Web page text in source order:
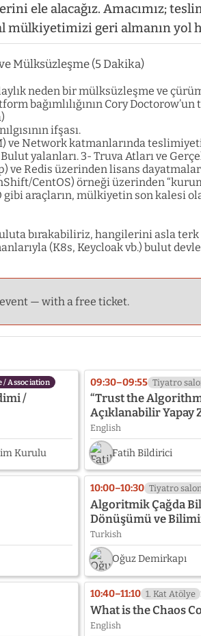
ele alacağız. Amacımız;
mülkiyetimizi geri almanın yol
Mülksüzleşme (5 Dakika)
neden bir mülksüzleşme ve
bağımlılığının Cory
ifşası.
ve Network katmanlarında
yalanları. 3- Truva Atları ve
ve Redis üzerinden lisans
CentOS) örneği üzerinden
araçların, mülkiyetin son kalesi
bırakabiliriz, hangilerini asla
(K8s, Keycloak vb.) bulut
— with a free ticket.
/ Association
/
Kurulu
09:30–09:55 Tiyatro
“Trust the
Açıklanabilir Yapay
English
Fatih Bildirici
10:00–10:30 Tiyatro
Algoritmik Çağda
Dönüşümü ve
Turkish
Oğuz Demirkapı
10:40–11:10 1. Kat Atölye
What is the Chaos
English